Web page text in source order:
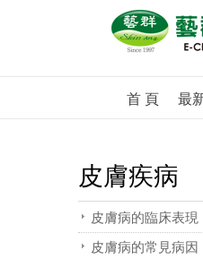
首 頁 最
皮膚疾病
皮膚病的臨床表現
皮膚病的常見病因